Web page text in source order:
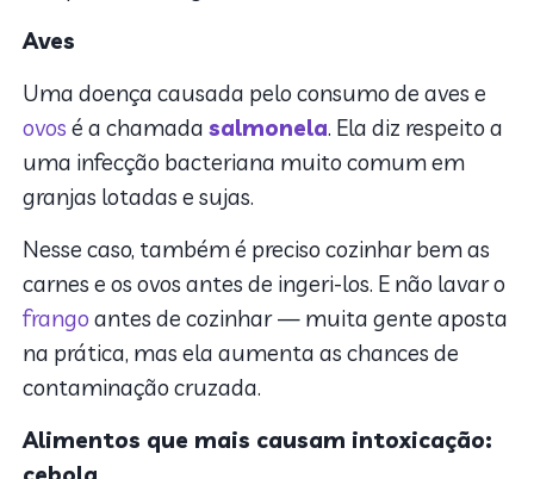
Aves
Uma doença causada pelo consumo de aves e
ovos é a chamadasalmonela. Ela diz respeito a
uma infecção bacteriana muito comum em
granjas lotadas e sujas.
Nesse caso, também é preciso cozinhar bem as
carnes e os ovos antes de ingeri-los. E não lavar o
frango antes de cozinhar — muita gente aposta
na prática, mas ela aumenta as chances de
contaminação cruzada.
Alimentos que mais causam intoxicação: